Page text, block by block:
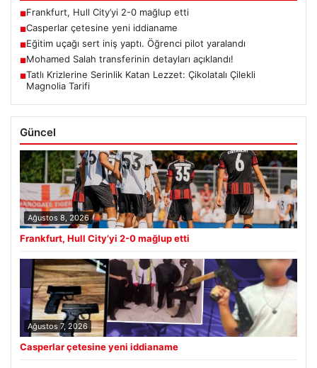
■Frankfurt, Hull City’yi 2-0 mağlup etti
■Casperlar çetesine yeni iddianame
■Eğitim uçağı sert iniş yaptı. Öğrenci pilot yaralandı
■Mohamed Salah transferinin detayları açıklandı!
■Tatlı Krizlerine Serinlik Katan Lezzet: Çikolatalı Çilekli
Magnolia Tarifi
Güncel
Ağustos 8, 2026
Frankfurt, Hull City’yi 2-0 mağlup etti
Ağustos 7, 2026
Casperlar çetesine yeni iddianame